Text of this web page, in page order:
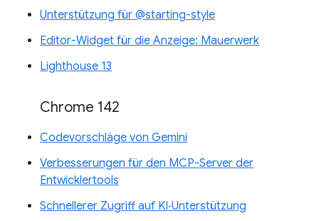
Unterstützung für @starting-style
Editor-Widget für die Anzeige: Mauerwerk
Lighthouse 13
Chrome 142
Codevorschläge von Gemini
Verbesserungen für den MCP-Server der
Entwicklertools
Schnellerer Zugriff auf KI‑Unterstützung